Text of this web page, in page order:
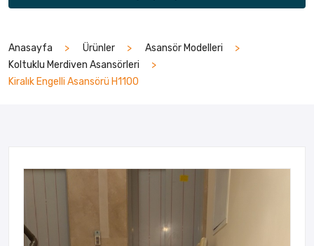
Anasayfa Ürünler
Asansör Modelleri
Koltuklu Merdiven Asansörleri
Kiralık Engelli Asansörü H1100